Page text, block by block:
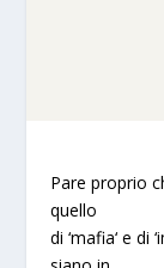
Pare proprio
quello
di ‘mafia‘ e di ‘